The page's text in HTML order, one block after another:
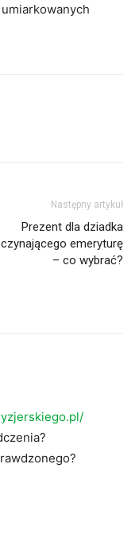
Następny artykuł
Prezent dla dziadka
emeryturę
– co wybrać?